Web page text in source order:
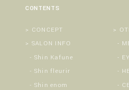
CONTENTS
CONCEPT
SALON INFO
Shin Kafune
Shin fleurir
Shin enom